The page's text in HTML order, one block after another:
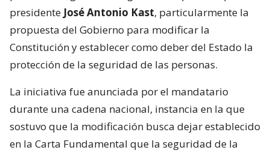
presidente José Antonio Kast, particularmente la
propuesta del Gobierno para modificar la
Constitución y establecer como deber del Estado la
protección de la seguridad de las personas.
La iniciativa fue anunciada por el mandatario
durante una cadena nacional, instancia en la que
sostuvo que la modificación busca dejar establecido
en la Carta Fundamental que la seguridad de la